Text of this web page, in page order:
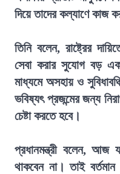
দিয়ে তাদের কল্যাণে কাজ
তিনি বলেন, রাষ্ট্রের
সেবা করার সুযোগ বড়
মাধ্যমে অসহায় ও
ভবিষ্যৎ প্রজন্মের জন্য
চেষ্টা করতে হবে।
প্রধানমন্ত্রী বলেন, আজ
থাকবেন না। তাই